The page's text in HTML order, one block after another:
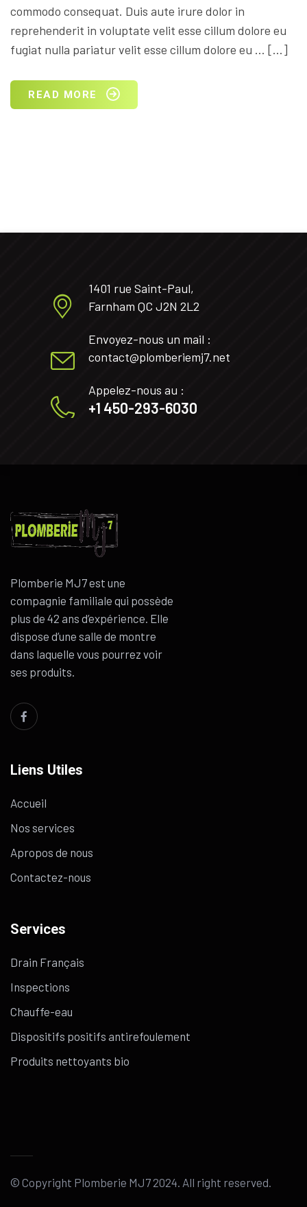
commodo consequat. Duis aute irure dolor in
reprehenderit in voluptate velit esse cillum dolore eu
fugiat nulla pariatur velit esse cillum dolore eu … […]
READ MORE
1401 rue Saint-Paul,
Farnham QC J2N 2L2
Envoyez-nous un mail :
contact@plomberiemj7.net
Appelez-nous au :
+1 450-293-6030
Plomberie MJ7 est une
compagnie familiale qui possède
plus de 42 ans d’expérience. Elle
dispose d’une salle de montre
dans laquelle vous pourrez voir
ses produits.
Liens Utiles
Accueil
Nos services
Apropos de nous
Contactez-nous
Services
Drain Français
Inspections
Chauffe-eau
Dispositifs positifs antirefoulement
Produits nettoyants bio
© Copyright Plomberie MJ7 2024. All right reserved.